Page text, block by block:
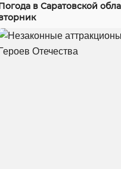
в Саратовской